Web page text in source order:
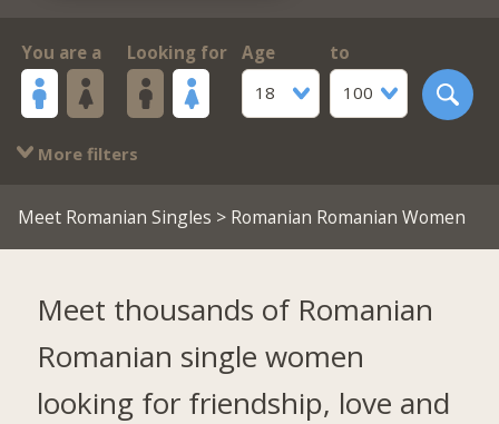
You are a Looking for
Age
18
to
100
More filters
Meet Romanian Singles > Romanian Romanian Women
Meet thousands of Romanian
Romanian single women
looking for friendship, love and